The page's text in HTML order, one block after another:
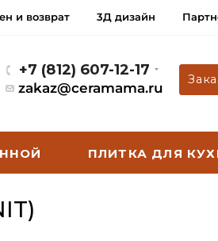
и возврат 3Д дизайн
+7 (812) 607-12-17
zakaz@ceramama.ru
ПЛИТКА ДЛЯ